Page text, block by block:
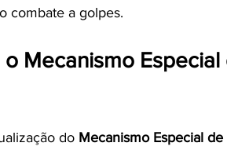
combate a golpes.
Mecanismo
do Mecanismo Especial